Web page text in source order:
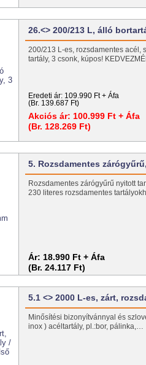
26.<> 200/213 L, álló
200/213 L-es, rozsdamentes acél,
tartály, 3 csonk, kúpos!
Eredeti ár: 109.990 Ft + Áfa
(Br. 139.687 Ft)
Akciós ár: 100.999 Ft + Áfa
(Br. 128.269 Ft)
5. Rozsdamentes
Rozsdamentes zárógyűrű nyitott
230 literes rozsdamentes
Ár: 18.990 Ft + Áfa
(Br. 24.117 Ft)
5.1 <> 2000 L-es, zárt,
Minősítési bizonyítvánnyal és
inox ) acéltartály, pl.:bor, pálinka,…